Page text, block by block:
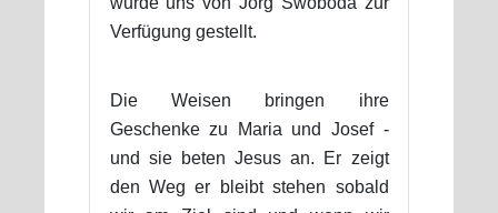
Verfügung gestellt.
Die Weisen bringen ihre
Geschenke zu Maria und Josef -
und sie beten Jesus an. Er zeigt
den Weg er bleibt stehen sobald